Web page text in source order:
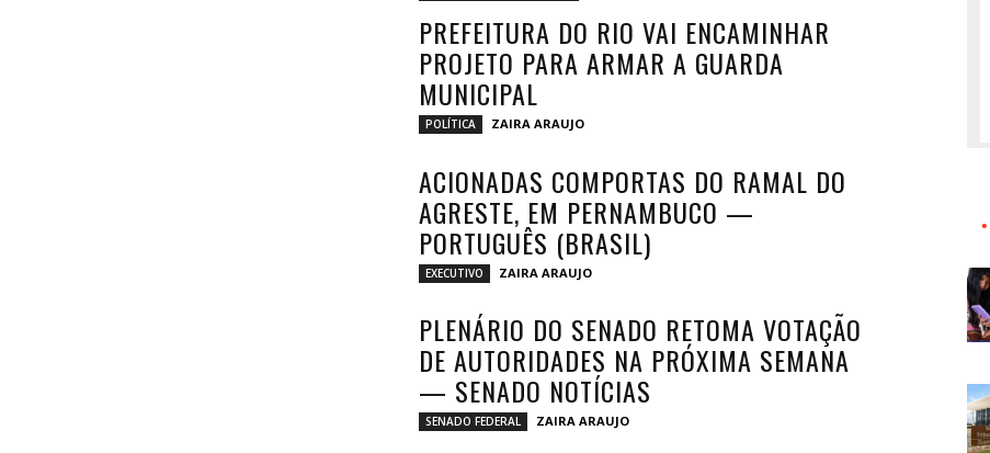
PREFEITURA DO RIO VAI ENCAMINHAR
PROJETO PARA ARMAR A GUARDA
MUNICIPAL
POLÍTICA ZAIRA ARAUJO
ACIONADAS COMPORTAS DO RAMAL DO
AGRESTE, EM PERNAMBUCO —
PORTUGUÊS (BRASIL)
EXECUTIVO ZAIRA ARAUJO
PLENÁRIO DO SENADO RETOMA VOTAÇÃO
DE AUTORIDADES NA PRÓXIMA SEMANA
— SENADO NOTÍCIAS
SENADO FEDERAL ZAIRA ARAUJO